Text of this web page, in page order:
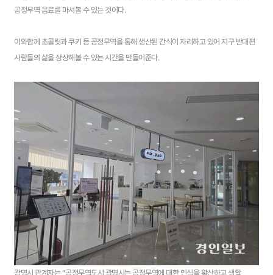
공정무역 음료를 마셔볼 수 있는 것이다.
이와함께 초콜릿과 쿠키 등 공정무역을 통해 생산된 간식이 자리하고 있어 지구 반대편
사람들의 삶을 상상해볼 수 있는 시간을 만들어준다.
광명시 관계자는 “공정무역도시 광명시는 공정무역에 대한 인식을 확산하고 생활